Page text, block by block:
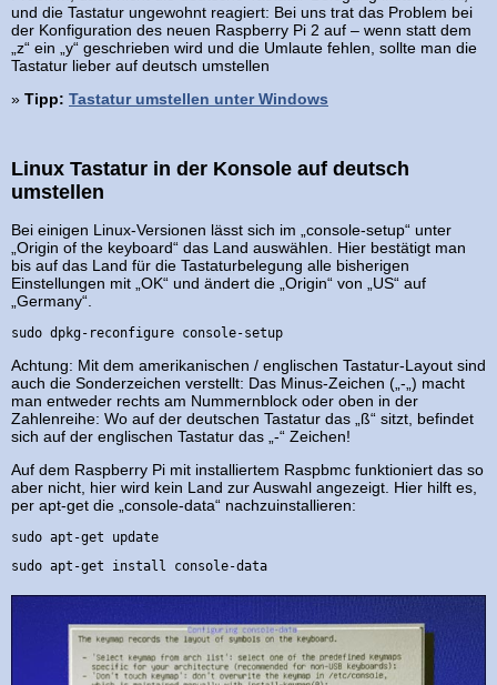
und die Tastatur ungewohnt reagiert: Bei uns trat das Problem bei
der Konfiguration des neuen Raspberry Pi 2 auf – wenn statt dem
„z“ ein „y“ geschrieben wird und die Umlaute fehlen, sollte man die
Tastatur lieber auf deutsch umstellen
» Tipp: Tastatur umstellen unter Windows
Linux Tastatur in der Konsole auf deutsch
umstellen
Bei einigen Linux-Versionen lässt sich im „console-setup“ unter
„Origin of the keyboard“ das Land auswählen. Hier bestätigt man
bis auf das Land für die Tastaturbelegung alle bisherigen
Einstellungen mit „OK“ und ändert die „Origin“ von „US“ auf
„Germany“.
sudo dpkg-reconfigure console-setup
Achtung: Mit dem amerikanischen / englischen Tastatur-Layout sind
auch die Sonderzeichen verstellt: Das Minus-Zeichen („-„) macht
man entweder rechts am Nummernblock oder oben in der
Zahlenreihe: Wo auf der deutschen Tastatur das „ß“ sitzt, befindet
sich auf der englischen Tastatur das „-“ Zeichen!
Auf dem Raspberry Pi mit installiertem Raspbmc funktioniert das so
aber nicht, hier wird kein Land zur Auswahl angezeigt. Hier hilft es,
per apt-get die „console-data“ nachzuinstallieren:
sudo apt-get update
sudo apt-get install console-data